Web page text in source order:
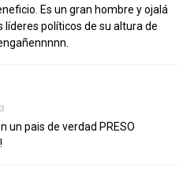
Es un gran hombre y ojalá
líderes políticos de su altura de
un pais de verdad PRESO